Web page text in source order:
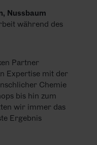
Nussbaum
während des
Partner
Expertise mit der
Chemie
bis hin zum
wir immer das
Ergebnis